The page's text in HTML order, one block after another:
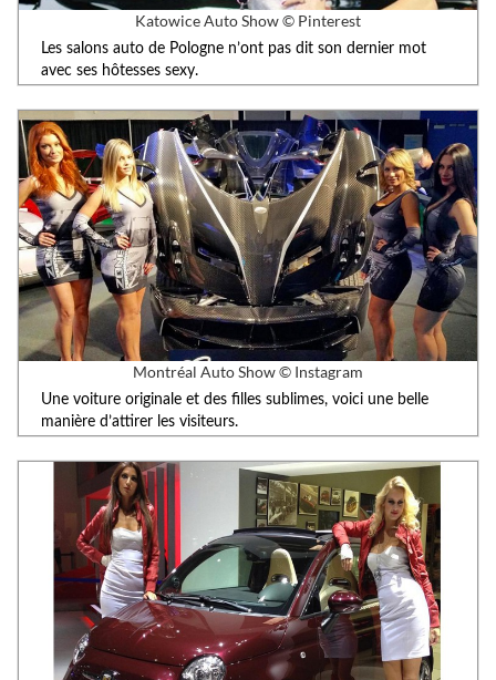
Katowice Auto Show © Pinterest
Les salons auto de Pologne n’ont pas dit son dernier mot
avec ses hôtesses sexy.
Montréal Auto Show © Instagram
Une voiture originale et des filles sublimes, voici une belle
manière d’attirer les visiteurs.